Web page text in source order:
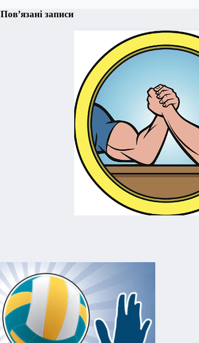
Пов’язані записи